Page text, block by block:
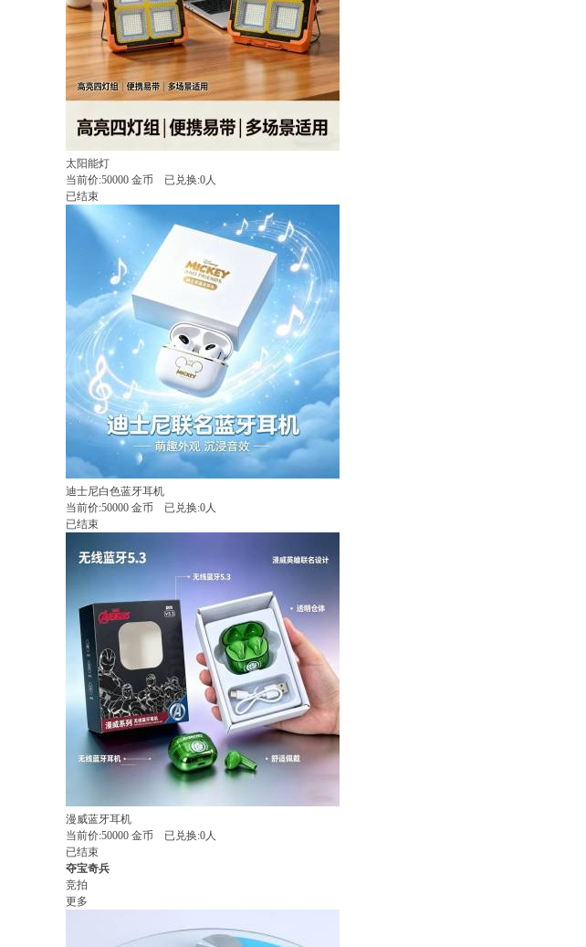
太阳能灯
当前价:50000 金币
已兑换:0人
已结束
迪士尼白色蓝牙耳机
当前价:50000 金币
已兑换:0人
已结束
漫威蓝牙耳机
当前价:50000 金币
已兑换:0人
已结束
夺宝奇兵
竞拍
更多